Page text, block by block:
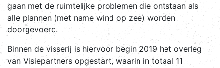
gaan met de ruimtelijke problemen die ontstaan als
alle plannen (met name wind op zee) worden
doorgevoerd.
Binnen de visserij is hiervoor begin 2019 het overleg
van Visiepartners opgestart, waarin in totaal 11